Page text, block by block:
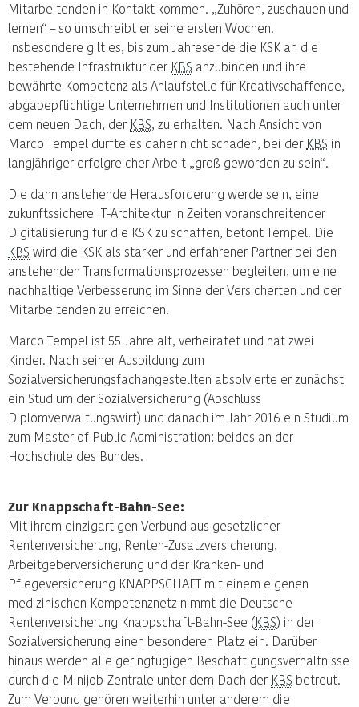
Mitarbeitenden in Kontakt kommen. „Zuhören, zuschauen und
lernen“ – so umschreibt er seine ersten Wochen.
Insbesondere gilt es, bis zum Jahresende die KSK an die
bestehende Infrastruktur der KBS anzubinden und ihre
bewährte Kompetenz als Anlaufstelle für Kreativschaffende,
abgabepflichtige Unternehmen und Institutionen auch unter
dem neuen Dach, der KBS, zu erhalten. Nach Ansicht von
Marco Tempel dürfte es daher nicht schaden, bei der KBS in
langjähriger erfolgreicher Arbeit „groß geworden zu sein“.
Die dann anstehende Herausforderung werde sein, eine
zukunftssichere IT-Architektur in Zeiten voranschreitender
Digitalisierung für die KSK zu schaffen, betont Tempel. Die
KBS wird die KSK als starker und erfahrener Partner bei den
anstehenden Transformationsprozessen begleiten, um eine
nachhaltige Verbesserung im Sinne der Versicherten und der
Mitarbeitenden zu erreichen.
Marco Tempel ist 55 Jahre alt, verheiratet und hat zwei
Kinder. Nach seiner Ausbildung zum
Sozialversicherungsfachangestellten absolvierte er zunächst
ein Studium der Sozialversicherung (Abschluss
Diplomverwaltungswirt) und danach im Jahr 2016 ein Studium
zum Master of Public Administration; beides an der
Hochschule des Bundes.
Zur Knappschaft-Bahn-See:
Mit ihrem einzigartigen Verbund aus gesetzlicher
Rentenversicherung, Renten-Zusatzversicherung,
Arbeitgeberversicherung und der Kranken- und
Pflegeversicherung KNAPPSCHAFT mit einem eigenen
medizinischen Kompetenznetz nimmt die Deutsche
Rentenversicherung Knappschaft-Bahn-See (KBS) in der
Sozialversicherung einen besonderen Platz ein. Darüber
hinaus werden alle geringfügigen Beschäftigungsverhältnisse
durch die Minijob-Zentrale unter dem Dach der KBS betreut.
Zum Verbund gehören weiterhin unter anderem die